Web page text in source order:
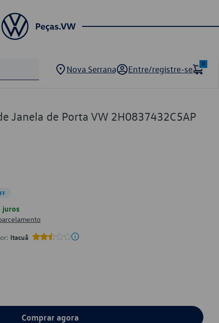
Nova Serrana Entre/registre-se
0
Janela de Porta VW 2H0837432C5AP
juros
Itacuã
Comprar agora